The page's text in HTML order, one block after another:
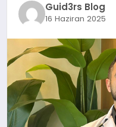
Guid3rs Blog
16 Haziran 2025